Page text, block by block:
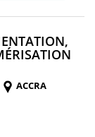
ACCRA